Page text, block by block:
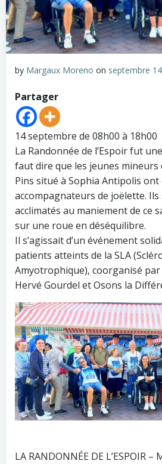
by Margaux Moreno on septembre
Partager
14 septembre de 08h00 à 18h00
La Randonnée de l’Espoir fut
faut dire que les jeunes mineurs
Pins situé à Sophia Antipolis
accompagnateurs de joëlette.
acclimatés au maniement de ce
sur une roue en déséquilibre.
Il s’agissait d’un événement
patients atteints de la SLA
Amyotrophique), coorganisé
Hervé Gourdel et Osons la
LA RANDONNÉE DE L’ESPOIR